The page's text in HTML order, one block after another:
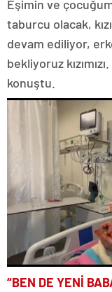
Eşimin ve
taburcu olacak,
devam ediliyor,
bekliyoruz
konuştu.
“BEN DE YENİ